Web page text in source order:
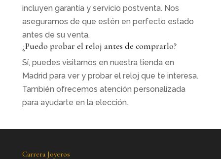
incluyen garantía y servicio postventa. Nos
aseguramos de que estén en perfecto estado
antes de su venta.
¿Puedo probar el reloj antes de comprarlo?
Sí, puedes visitarnos en nuestra tienda en
Madrid para ver y probar el reloj que te interesa.
También ofrecemos atención personalizada
para ayudarte en la elección.
Carrera Joyeros